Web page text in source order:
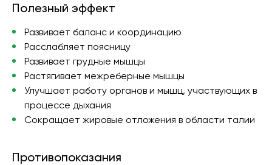
Полезный эффект
Развивает баланс и координацию
Расслабляет поясницу
Развивает грудные мышцы
Растягивает межреберные мышцы
Улучшает работу органов и мышц, участвующих в
процессе дыхания
Сокращает жировые отложения в области талии
Противопоказания